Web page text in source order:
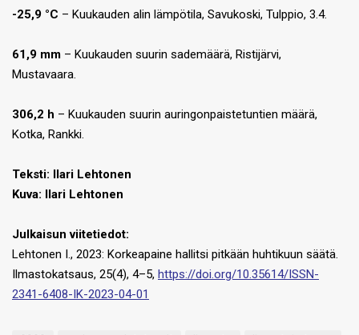
-25,9 °C – Kuukauden alin lämpötila, Savukoski, Tulppio, 3.4.
61,9 mm – Kuukauden suurin sademäärä, Ristijärvi,
Mustavaara.
306,2 h – Kuukauden suurin auringonpaistetuntien määrä,
Kotka, Rankki.
Teksti: Ilari Lehtonen
Kuva: Ilari Lehtonen
Julkaisun viitetiedot:
Lehtonen I., 2023: Korkeapaine hallitsi pitkään huhtikuun säätä.
Ilmastokatsaus, 25(4), 4–5, https://doi.org/10.35614/ISSN-
2341-6408-IK-2023-04-01